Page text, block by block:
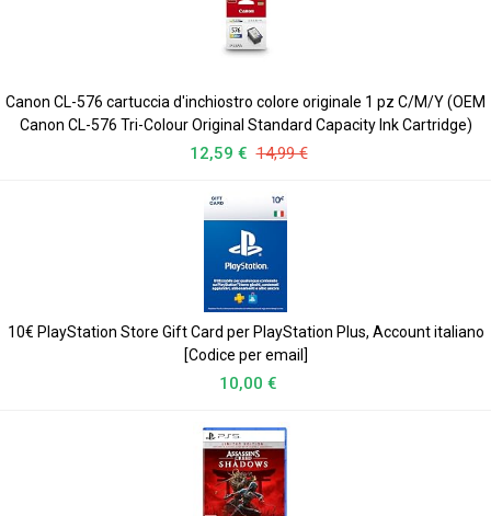
Canon CL-576 cartuccia d'inchiostro colore originale 1 pz C/M/Y (OEM
Canon CL-576 Tri-Colour Original Standard Capacity Ink Cartridge)
12,59 € 14,99 €
10€ PlayStation Store Gift Card per PlayStation Plus, Account italiano
[Codice per email]
10,00 €